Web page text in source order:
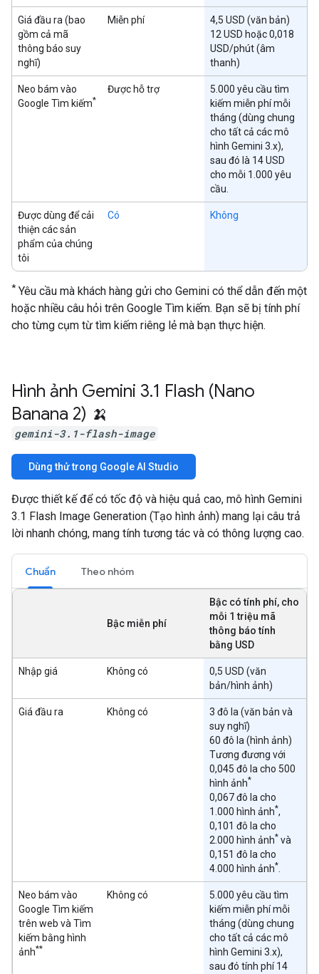
Giá đầu ra (bao
gồm cả mã
thông báo suy
nghĩ)
Miễn phí
4,5 USD (văn bản)
12 USD hoặc 0,018
USD/phút (âm
thanh)
Neo bám vào
Google Tìm kiếm*
Được hỗ trợ
5.000 yêu cầu tìm
kiếm miễn phí mỗi
tháng (dùng chung
cho tất cả các mô
hình Gemini 3.x),
sau đó là 14 USD
cho mỗi 1.000 yêu
cầu.
Được dùng để cải
thiện các sản
phẩm của chúng
tôi
Có Không
* Yêu cầu mà khách hàng gửi cho Gemini có thể dẫn đến một
hoặc nhiều câu hỏi trên Google Tìm kiếm. Bạn sẽ bị tính phí
cho từng cụm từ tìm kiếm riêng lẻ mà bạn thực hiện.
Hình ảnh Gemini 3.1 Flash (Nano
Banana 2) 🍌
gemini-3.1-flash-image
Dùng thử trong Google AI Studio
Được thiết kế để có tốc độ và hiệu quả cao, mô hình Gemini
3.1 Flash Image Generation (Tạo hình ảnh) mang lại câu trả
lời nhanh chóng, mang tính tương tác và có thông lượng cao.
Chuẩn Theo nhóm
Bậc miễn phí
Bậc có tính phí, cho
mỗi 1 triệu mã
thông báo tính
bằng USD
Nhập giá Không có
0,5 USD (văn
bản/hình ảnh)
Giá đầu ra Không có
3 đô la (văn bản và
suy nghĩ)
60 đô la (hình ảnh)
Tương đương với
0,045 đô la cho 500
hình ảnh*
0,067 đô la cho
1.000 hình ảnh*,
0,101 đô la cho
2.000 hình ảnh* và
0,151 đô la cho
4.000 hình ảnh*
Neo bám vào
Google Tìm kiếm
trên web và Tìm
kiếm bằng hình
ảnh**
Không có
5.000 yêu cầu tìm
kiếm miễn phí mỗi
tháng (dùng chung
cho tất cả các mô
hình Gemini 3.x),
sau đó tính phí 14